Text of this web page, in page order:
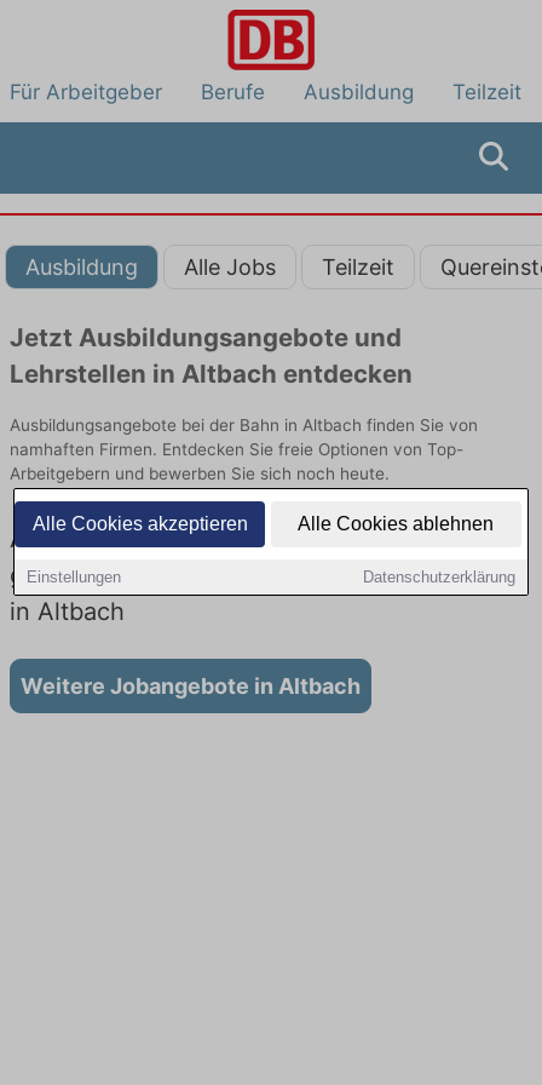
Alle Cookies akzeptieren Alle Cookies ablehnen
Einstellungen Datenschutzerklärung
Für Arbeitgeber Berufe Ausbildung Teilzeit
Ausbildung Alle Jobs Teilzeit
Jetzt Ausbildungsangebote und
Lehrstellen in Altbach entdecken
Ausbildungsangebote bei der Bahn in Altbach finden Sie von
namhaften Firmen. Entdecken Sie freie Optionen von Top-
Arbeitgebern und bewerben Sie sich noch heute.
Ausbildung in Altbach bei der Bahn: Aktuell
gibt es keine Stellenangebote für Ausbildung
in Altbach
Weitere Jobangebote in Altbach